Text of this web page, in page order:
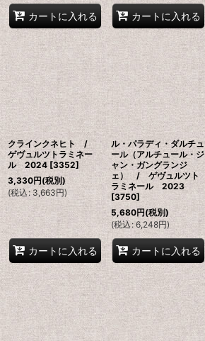
カートに入れる カートに入れる
クラインクネヒト /
ゲヴュルツトラミネー
ル 2024 [3352]
3,330円(税別)
(税込: 3,663円)
カートに入れる
ル・パラディ・ダルチュ
ール（アルチュール・ジ
ャン・ガングランジ
ェ） / ゲヴュルツト
ラミネール 2023
[3750]
5,680円(税別)
(税込: 6,248円)
カートに入れる